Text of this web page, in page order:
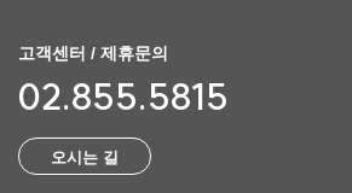
고객센터 / 제휴문의
02.855.5815
오시는 길